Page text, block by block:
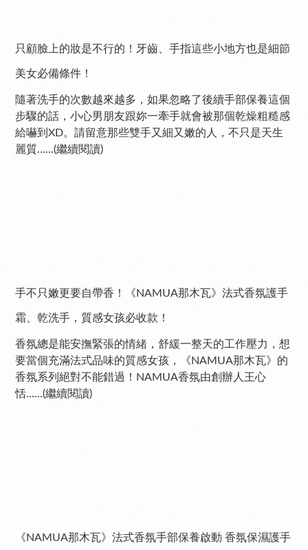
只顧臉上的妝是不行的！牙齒、手指這些小地方也是細節
美女必備條件！
隨著洗手的次數越來越多，如果忽略了後續手部保養這個
步驟的話，小心男朋友跟妳一牽手就會被那個乾燥粗糙感
給嚇到XD。請留意那些雙手又細又嫩的人，不只是天生
麗質......(繼續閱讀)
手不只嫩更要自帶香！《NAMUA那木瓦》法式香氛護手
霜、乾洗手，質感女孩必收款！
香氛總是能安撫緊張的情緒，舒緩一整天的工作壓力，想
要當個充滿法式品味的質感女孩，《NAMUA那木瓦》的
香氛系列絕對不能錯過！NAMUA香氛由創辦人王心
恬......(繼續閱讀)
《NAMUA那木瓦》法式香氛手部保養啟動 香氛保濕護手